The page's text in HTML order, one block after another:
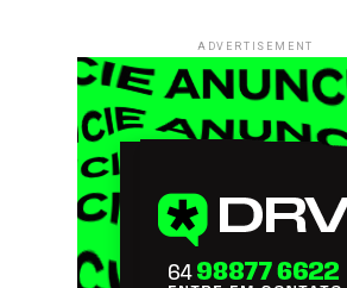
ADVERTISEMENT